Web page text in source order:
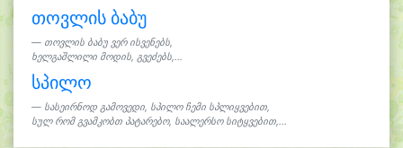
თოვლის ბაბუ
თოვლის ბაბუ ვერ ისვენებს,
ხელგაშლილი მოდის, გვეძებს,...
სპილო
სასეირნოდ გამოვედი, სპილო ჩემი სპლიყვებით,
სულ რომ გვამკობთ პატარებო, საალერსო სიტყვებით,...